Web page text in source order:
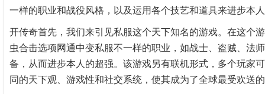
一样的职业和战役风格，以及运用各个技艺和道具来进步本
开传奇首先，我们来引见私服这个天下知名的游戏。在这个
虫合击选项网通中变私服不一样的职业，如战士、盗贼、法
备，从而进步本人的超强。该游戏另有联机形式，多个玩家
同的天下观、游戏性和社交系统，使其成为了全球最受欢送